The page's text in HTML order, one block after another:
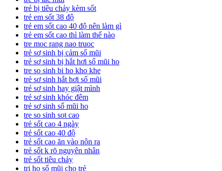
trẻ bị tiêu chảy kèm sốt
trẻ em sốt 38 độ
trẻ em sốt cao 40 độ nên làm gì
trẻ em sốt cao thì làm thế nào
tre moc rang nao truoc
trẻ sơ sinh bị cảm sổ mũi
trẻ sơ sinh bị hắt hơi sổ mũi ho
tre so sinh bi ho kho khe
trẻ sơ sinh hắt hơi sổ mũi
trẻ sơ sinh hay giật mình
trẻ sơ sinh khóc đêm
trẻ sơ sinh sổ mũi ho
tre so sinh sot cao
trẻ sốt cao 4 ngày
trẻ sốt cao 40 độ
trẻ sốt cao ăn vào nôn ra
trẻ sốt k rõ nguyên nhân
trẻ sốt tiêu chảy
trị ho sổ mũi cho trẻ